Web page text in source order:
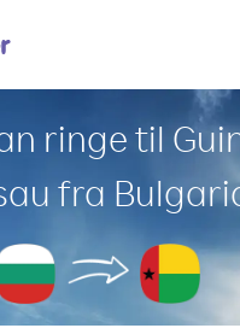
ringe til
fra